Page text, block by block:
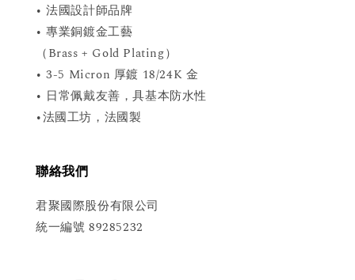
• 法國設計師品牌
• 專業銅鍍金工藝
（Brass + Gold Plating）
• 3-5 Micron 厚鍍 18/24K 金
• 日常佩戴友善，具基本防水性
•法國工坊，法國製
聯絡我們
君聚國際股份有限公司
統一編號 89285232